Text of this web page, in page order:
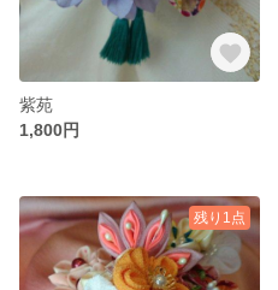
紫苑
1,800円
残り1点